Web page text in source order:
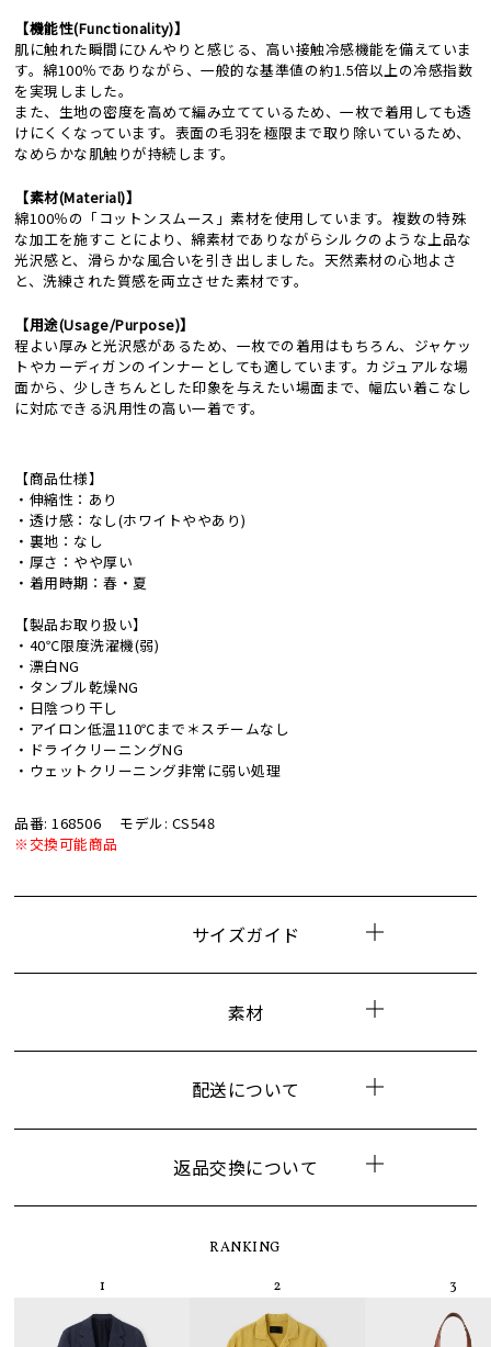
【機能性(Functionality)】
肌に触れた瞬間にひんやりと感じる、高い接触冷感機能を備えていま
す。綿100％でありながら、一般的な基準値の約1.5倍以上の冷感指数
を実現しました。
また、生地の密度を高めて編み立てているため、一枚で着用しても透
けにくくなっています。表面の毛羽を極限まで取り除いているため、
なめらかな肌触りが持続します。
【素材(Material)】
綿100％の「コットンスムース」素材を使用しています。複数の特殊
な加工を施すことにより、綿素材でありながらシルクのような上品な
光沢感と、滑らかな風合いを引き出しました。天然素材の心地よさ
と、洗練された質感を両立させた素材です。
【用途(Usage/Purpose)】
程よい厚みと光沢感があるため、一枚での着用はもちろん、ジャケッ
トやカーディガンのインナーとしても適しています。カジュアルな場
面から、少しきちんとした印象を与えたい場面まで、幅広い着こなし
に対応できる汎用性の高い一着です。
【商品仕様】
・伸縮性：あり
・透け感：なし(ホワイトややあり)
・裏地：なし
・厚さ：やや厚い
・着用時期：春・夏
【製品お取り扱い】
・40℃限度洗濯機(弱)
・漂白NG
・タンブル乾燥NG
・日陰つり干し
・アイロン低温110℃まで＊スチームなし
・ドライクリーニングNG
・ウェットクリーニング非常に弱い処理
品番: 168506
モデル: CS548
※交換可能商品
サイズガイド
素材
配送について
返品交換について
RANKING